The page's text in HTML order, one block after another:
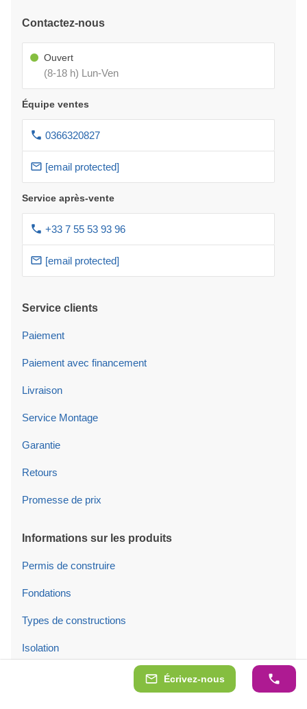
Écrivez-nous
Contactez-nous
Ouvert
(8-18 h) Lun-Ven
Équipe ventes
0366320827
[email protected]
Service après-vente
+33 7 55 53 93 96
[email protected]
Service clients
Paiement
Paiement avec financement
Livraison
Service Montage
Garantie
Retours
Promesse de prix
Informations sur les produits
Permis de construire
Fondations
Types de constructions
Isolation